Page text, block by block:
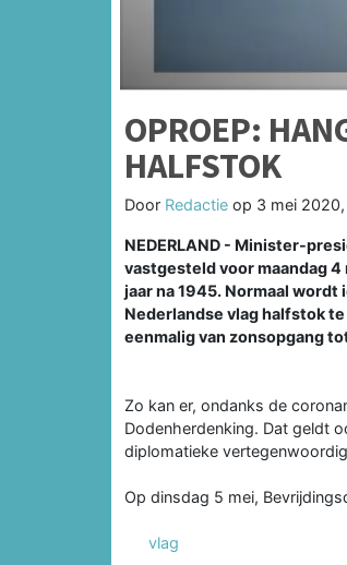
OPROEP:
HALFSTOK
Door Redactie op 3 mei
NEDERLAND - Minister-
vastgesteld voor maandag
jaar na 1945. Normaal
Nederlandse vlag halfstok
eenmalig van zonsopgang
Zo kan er, ondanks de
Dodenherdenking. Dat geldt
diplomatieke
Op dinsdag 5 mei,
vlag